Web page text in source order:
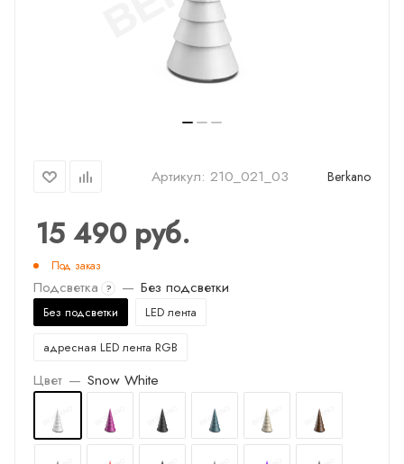
Артикул: 210_021_03 Berkano
15 490руб.
Под заказ
Подсветка ? — Без подсветки
Без подсветки LED лента
адресная LED лента RGB
Цвет — Snow White